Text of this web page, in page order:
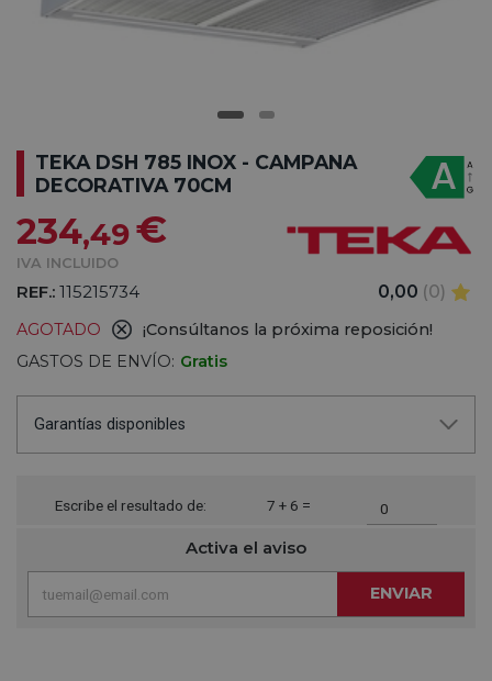
TEKA DSH 785 INOX - CAMPANA
DECORATIVA 70CM
234,49€
IVA INCLUIDO
REF.: 115215734 0,00 (0)
AGOTADO
¡Consúltanos la próxima reposición!
GASTOS DE ENVÍO: Gratis
Garantías disponibles
Escribe el resultado de: 7 + 6 =
Activa el aviso
ENVIAR